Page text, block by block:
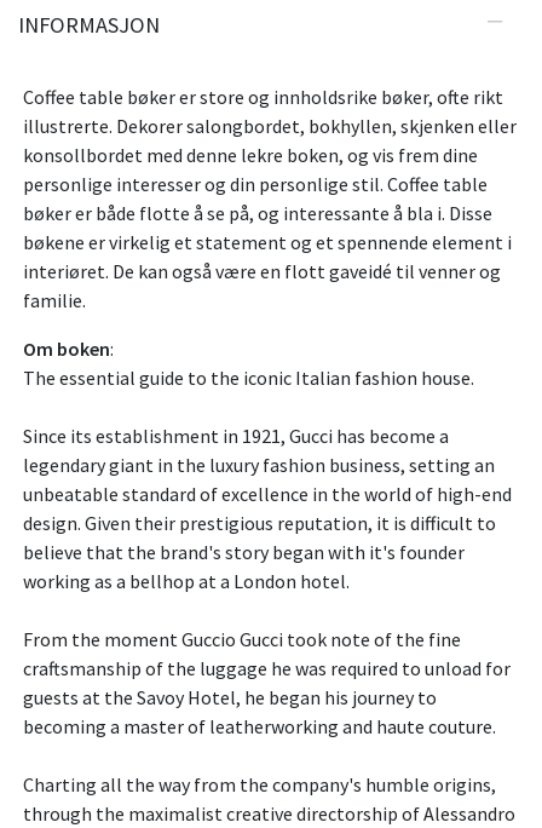
INFORMASJON
Coffee table bøker er store og innholdsrike bøker, ofte rikt
illustrerte. Dekorer salongbordet, bokhyllen, skjenken eller
konsollbordet med denne lekre boken, og vis frem dine
personlige interesser og din personlige stil. Coffee table
bøker er både flotte å se på, og interessante å bla i. Disse
bøkene er virkelig et statement og et spennende element i
interiøret. De kan også være en flott gaveidé til venner og
familie.
Om boken:
The essential guide to the iconic Italian fashion house.
Since its establishment in 1921, Gucci has become a
legendary giant in the luxury fashion business, setting an
unbeatable standard of excellence in the world of high-end
design. Given their prestigious reputation, it is difficult to
believe that the brand's story began with it's founder
working as a bellhop at a London hotel.
From the moment Guccio Gucci took note of the fine
craftsmanship of the luggage he was required to unload for
guests at the Savoy Hotel, he began his journey to
becoming a master of leatherworking and haute couture.
Charting all the way from the company's humble origins,
through the maximalist creative directorship of Alessandro